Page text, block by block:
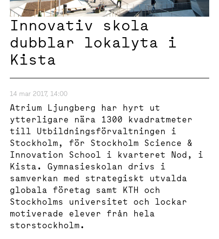
Innovativ skola
dubblar lokalyta i
Kista
14 mar 2017, 14:00
Atrium Ljungberg har hyrt ut
ytterligare nära 1300 kvadratmeter
till Utbildningsförvaltningen i
Stockholm, för Stockholm Science &
Innovation School i kvarteret Nod, i
Kista. Gymnasieskolan drivs i
samverkan med strategiskt utvalda
globala företag samt KTH och
Stockholms universitet och lockar
motiverade elever från hela
storstockholm.